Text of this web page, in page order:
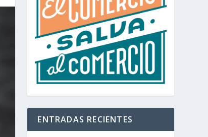
ENTRADAS RECIENTES